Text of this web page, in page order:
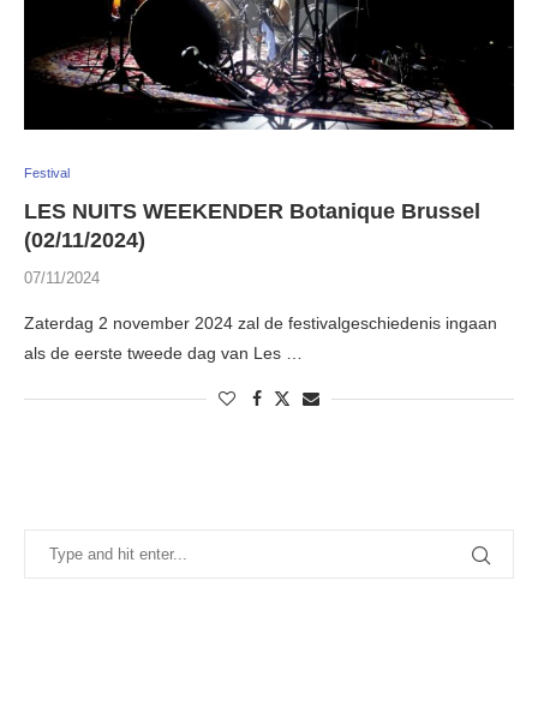
Festival
LES NUITS WEEKENDER Botanique Brussel
(02/11/2024)
07/11/2024
Zaterdag 2 november 2024 zal de festivalgeschiedenis ingaan
als de eerste tweede dag van Les …